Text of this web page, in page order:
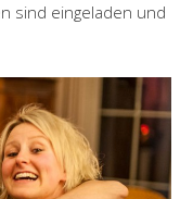
sind eingeladen und